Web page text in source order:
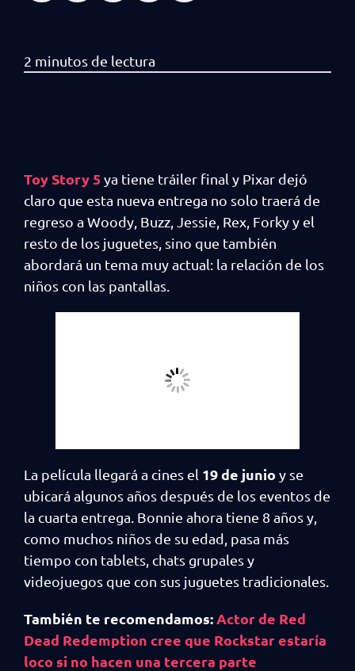
Toy Story 5ya tiene tráiler final y Pixar dejó
claro que esta nueva entrega no solo traerá de
regreso a Woody, Buzz, Jessie, Rex, Forky y el
resto de los juguetes, sino que también
abordará un tema muy actual: la relación de los
niños con las pantallas.
La película llegará a cines el 19 de junio y se
ubicará algunos años después de los eventos de
la cuarta entrega. Bonnie ahora tiene 8 años y,
como muchos niños de su edad, pasa más
tiempo con tablets, chats grupales y
videojuegos que con sus juguetes tradicionales.
También te recomendamos:Actor de Red
Dead Redemption cree que Rockstar estaría
loco si no hacen una tercera parte